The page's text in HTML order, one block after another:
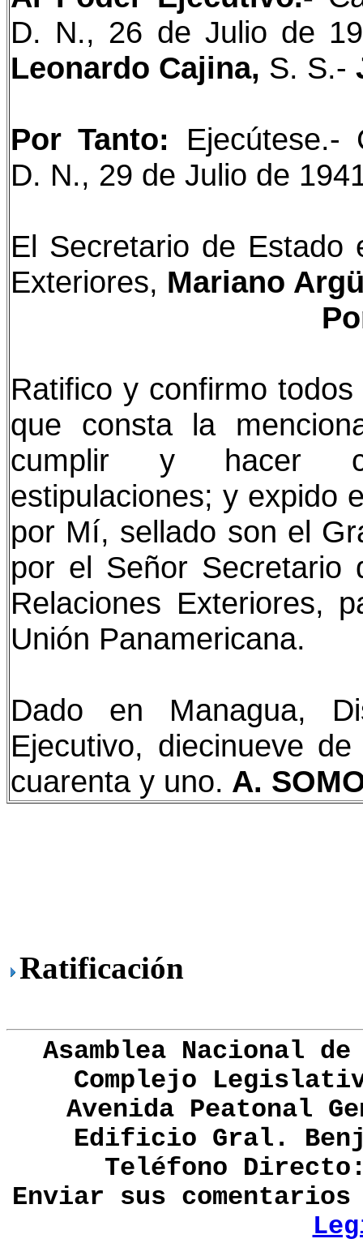
D. N., 26 de Julio de
Leonardo Cajina, S. S.-
Por Tanto:
Ejecútese.-
D. N., 29 de Julio de
El Secretario de Estado
Exteriores, Mariano
Ratifico y confirmo
que consta la
cumplir y hacer
estipulaciones; y expido
por Mí, sellado son el
por el Señor Secretario
Relaciones Exteriores,
Unión Panamericana.
Dado en Managua,
Ejecutivo, diecinueve
cuarenta y uno. A.
Ratificación
Asamblea Nacional
Complejo
Avenida Peatonal
Edificio Gral.
Teléfono
Enviar sus